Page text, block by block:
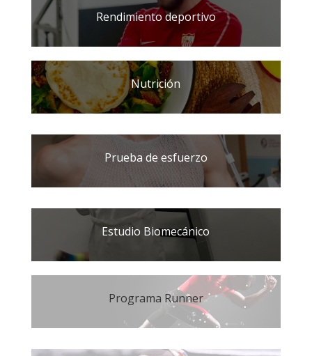
Rendimiento deportivo
Nutrición
Prueba de esfuerzo
Estudio Biomecánico
Programa Runner